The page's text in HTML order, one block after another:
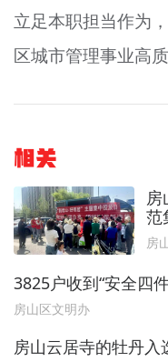
立足本职担当作为
区城市管理事业高
相关
范
境
房
3825户收到“安全四
房山区文明办
房山云居寺的牡丹